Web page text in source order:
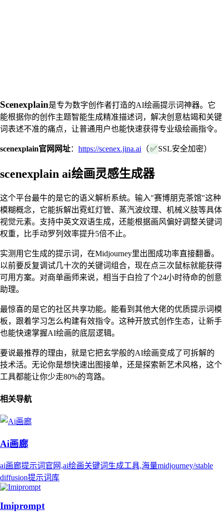
Scenexplain是专为数字创作者打造的AI绘画提示词神器。它
能根据你的创作主题智能生成精准描述词，解决创意枯竭和关键
词表述不准的痛点，让普通用户也能快速获得专业级绘画指令。
scenexplain官网网址： https://scenex.jina.ai （✅ SSL安全加密）
scenexplain ai绘画灵感生成器
这个平台最牛的是它的语义解析系统。输入"赛博朋克茶馆"这种
模糊概念，它能拆解出霓虹灯管、蒸汽波纹理、机械义肢等具体
视觉元素。支持中英文双语生成，还能根据画风偏好调整关键词
权重，比手动罗列效率提升5倍不止。
实测用它生成的提示词，在Midjourney里出图成功率直接翻番。
以前要反复调试几十次的关键词组合，现在点三次鼠标就能获得
可用方案。对商单画师来说，相当于白捡了个24小时待命的创意
助理。
最惊喜的是它的社区共享功能。能看到其他大佬的优质提示词模
板，跟着学习怎么构建有效指令。这种开放式创作生态，让新手
也能快速掌握AI绘画的底层逻辑。
要说最推荐的理由，就是它把玄学般的AI绘画变成了可拆解的
技术活。无论你是想快速出图接单，还是探索新艺术风格，这个
工具都能让你少走80%的弯路。
相关导航
Ai画廊
ai画廊提示词官网,ai绘画关键词生成工具,海量midjourney/stable
diffusion提示词库
Imiprompt